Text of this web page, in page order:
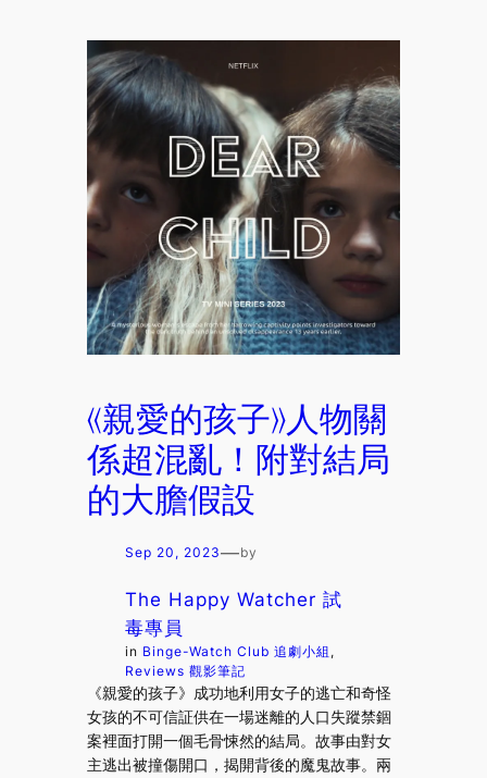
《親愛的孩子》人物關
係超混亂！附對結局
的大膽假設
Sep 20, 2023—by
The Happy Watcher 試
毒專員
in Binge-Watch Club 追劇小組
Reviews 觀影筆記
《親愛的孩子》成功地利用女子的逃亡和奇怪
女孩的不可信証供在一場迷離的人口失蹤禁錮
案裡面打開一個毛骨悚然的結局。故事由對女
主逃出被撞傷開口，揭開背後的魔鬼故事。兩